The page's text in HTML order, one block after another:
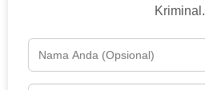
Kriminal.